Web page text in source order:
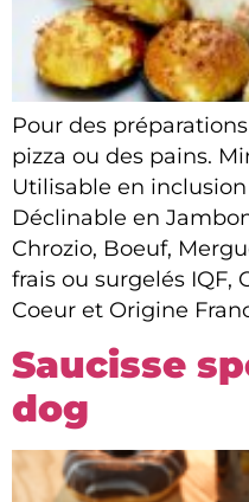
Pour des
pizza ou des pains.
Utilisable en
Déclinable en
Chrozio, Boeuf,
frais ou surgelés IQF,
Coeur et Origine
Saucisse
dog